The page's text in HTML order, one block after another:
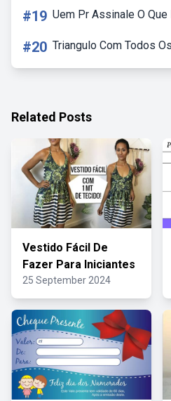
#19 Uem Pr Assinale O Que
#20 Triangulo Com Todos
Related Posts
Vestido Fácil De
Fazer Para Iniciantes
25 September 2024